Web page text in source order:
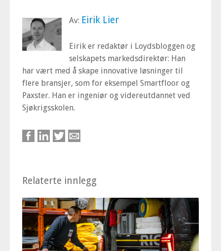
Av: Eirik Lier
Eirik er redaktør i Loydsbloggen og
selskapets markedsdirektør: Han
har vært med å skape innovative løsninger til
flere bransjer, som for eksempel Smartfloor og
Paxster. Han er ingeniør og videreutdannet ved
Sjøkrigsskolen.
Relaterte innlegg